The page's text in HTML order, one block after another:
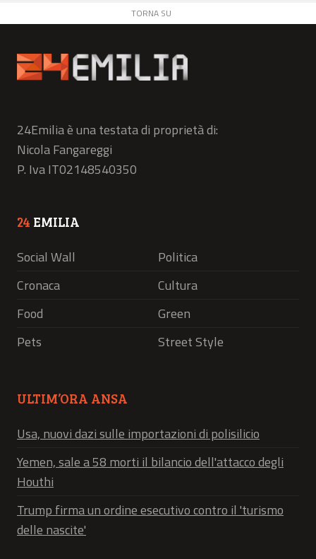
TORNA SU
24Emilia è una testata di proprietà di:
Nicola Fangareggi
P. Iva IT02148540350
24 EMILIA
Social Wall
Politica
Cronaca
Cultura
Food
Green
Pets
Street Style
ULTIM’ORA ANSA
Usa, nuovi dazi sulle importazioni di polisilicio
Yemen, sale a 58 morti il bilancio dell'attacco degli
Houthi
Trump firma un ordine esecutivo contro il 'turismo
delle nascite'